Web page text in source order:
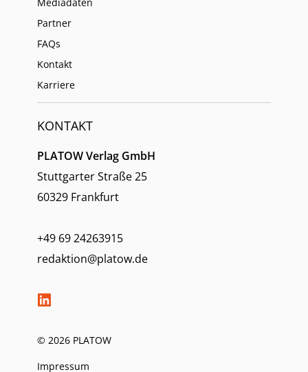
Mediadaten
Partner
FAQs
Kontakt
Karriere
KONTAKT
PLATOW Verlag GmbH
Stuttgarter Straße 25
60329 Frankfurt
+49 69 24263915
redaktion@platow.de
© 2026 PLATOW
Impressum